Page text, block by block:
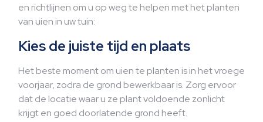
en richtlijnen om u op weg te helpen met het planten
van uien in uw tuin:
Kies de juiste tijd en plaats
Het beste moment om uien te planten is in het vroege
voorjaar, zodra de grond bewerkbaar is. Zorg ervoor
dat de locatie waar u ze plant voldoende zonlicht
krijgt en goed doorlatende grond heeft.